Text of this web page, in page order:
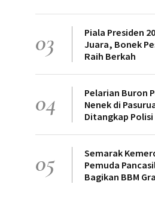
03
Piala Presiden
Juara, Bonek
Raih Berkah
04
Pelarian Buron
Nenek di
Ditangkap Polisi
05
Semarak
Pemuda
Bagikan BBM